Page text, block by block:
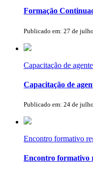
Formação
Publicado em: 27 de
Capacitação de
Capacitação de
Publicado em: 24 de
Encontro formativo
Encontro formativo